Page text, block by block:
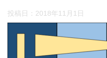
投稿日： 2018年11月1日